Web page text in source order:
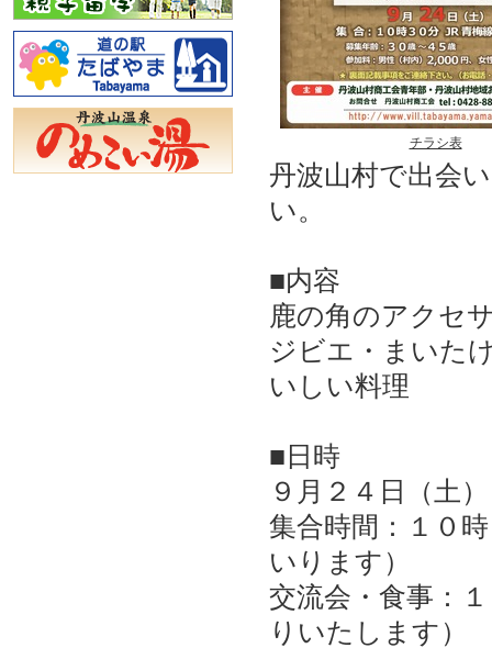
チラシ表
丹波山村で出会
い。
■内容
鹿の角のアクセ
ジビエ・まいた
いしい料理
■日時
９月２４日（土）
集合時間：１０
いります）
交流会・食事：
りいたします）